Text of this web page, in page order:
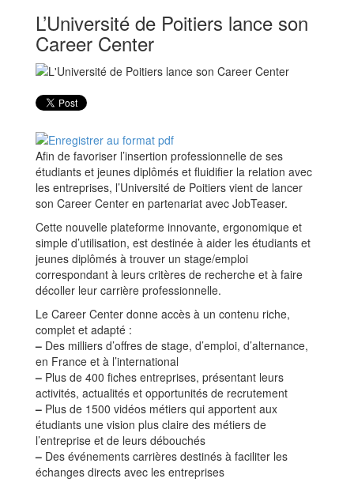
L’Université de Poitiers lance son
Career Center
Afin de favoriser l’insertion professionnelle de ses
étudiants et jeunes diplômés et fluidifier la relation avec
les entreprises, l’Université de Poitiers vient de lancer
son Career Center en partenariat avec JobTeaser.
Cette nouvelle plateforme innovante, ergonomique et
simple d’utilisation, est destinée à aider les étudiants et
jeunes diplômés à trouver un stage/emploi
correspondant à leurs critères de recherche et à faire
décoller leur carrière professionnelle.
Le Career Center donne accès à un contenu riche,
complet et adapté :
– Des milliers d’offres de stage, d’emploi, d’alternance,
en France et à l’international
– Plus de 400 fiches entreprises, présentant leurs
activités, actualités et opportunités de recrutement
– Plus de 1500 vidéos métiers qui apportent aux
étudiants une vision plus claire des métiers de
l’entreprise et de leurs débouchés
– Des événements carrières destinés à faciliter les
échanges directs avec les entreprises